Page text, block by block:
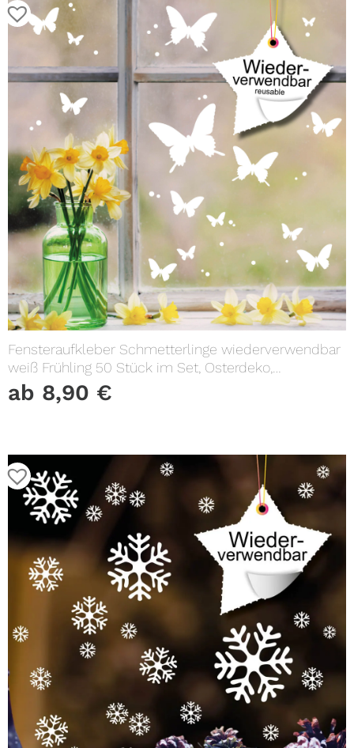
Fensteraufkleber Schmetterlinge wiederverwendbar
weiß Frühling 50 Stück im Set, Osterdeko,
Frühlingsdeko
ab 8,90 €